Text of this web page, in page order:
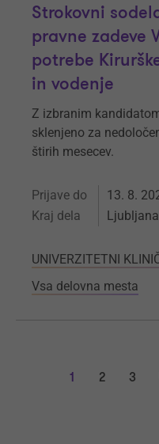
Strokovni
pravne zadeve
potrebe
in vodenje
Z izbranim
sklenjeno za
štirih mesecev.
Prijave do 13. 8.
Kraj dela Ljubljana
UNIVERZITETNI
Vsa delovna mesta
1 2 3